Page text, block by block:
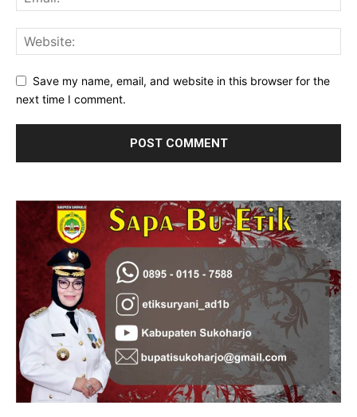
Save my name, email, and website in this browser for the
next time I comment.